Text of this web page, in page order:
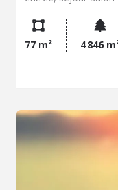
deux chambres, un
d'eau aménagée,
HNI.
77 m² 4 846